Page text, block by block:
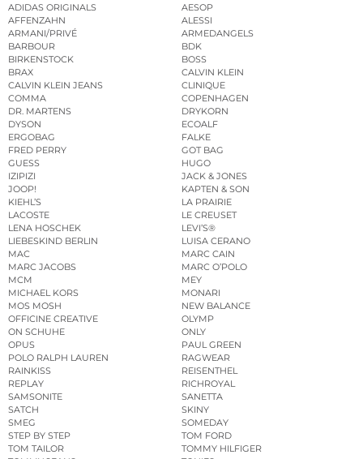
ADIDAS ORIGINALS
AESOP
AFFENZAHN
ALESSI
ARMANI/PRIVÉ
ARMEDANGELS
BARBOUR
BDK
BIRKENSTOCK
BOSS
BRAX
CALVIN KLEIN
CALVIN KLEIN JEANS
CLINIQUE
COMMA
COPENHAGEN
DR. MARTENS
DRYKORN
DYSON
ECOALF
ERGOBAG
FALKE
FRED PERRY
GOT BAG
GUESS
HUGO
IZIPIZI
JACK & JONES
JOOP!
KAPTEN & SON
KIEHL’S
LA PRAIRIE
LACOSTE
LE CREUSET
LENA HOSCHEK
LEVI’S®
LIEBESKIND BERLIN
LUISA CERANO
MAC
MARC CAIN
MARC JACOBS
MARC O’POLO
MCM
MEY
MICHAEL KORS
MONARI
MOS MOSH
NEW BALANCE
OFFICINE CREATIVE
OLYMP
ON SCHUHE
ONLY
OPUS
PAUL GREEN
POLO RALPH LAUREN
RAGWEAR
RAINKISS
REISENTHEL
REPLAY
RICHROYAL
SAMSONITE
SANETTA
SATCH
SKINY
SMEG
SOMEDAY
STEP BY STEP
TOM FORD
TOM TAILOR
TOMMY HILFIGER